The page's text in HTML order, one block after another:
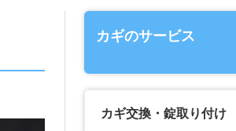
カギのサービス
カギ交換・錠取り付け